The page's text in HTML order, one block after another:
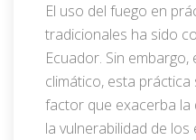
El uso del fuego en
tradicionales ha sido
Ecuador. Sin
climático, esta
factor que exacerba la
la vulnerabilidad de los